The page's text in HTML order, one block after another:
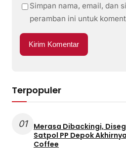
Simpan nama, email, dan
peramban ini untuk
Terpopuler
01
Merasa Dibackingi,
Satpol PP Depok
Coffee